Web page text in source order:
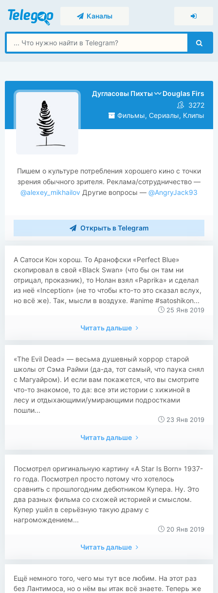
Каналы
Дугласовы Пихты 〰 Douglas Firs
3272
Фильмы, Сериалы, Клипы
Пишем о культуре потребления хорошего кино с точки
зрения обычного зрителя. Реклама/сотрудничество —
@alexey_mikhailov Другие вопросы — @AngryJack93
Открыть в Telegram
А Сатоси Кон хорош. То Аранофски «Perfect Blue»
скопировал в свой «Black Swan» (что бы он там ни
отрицал, проказник), то Нолан взял «Paprika» и сделал
из неё «Inception» (не то чтобы кто-то это сказал вслух,
но всё же). Так, мысли в воздухе. #anime #satoshikon...
25 Янв 2019
Читать дальше
​​«The Evil Dead» — весьма душевный хоррор старой
школы от Сэма Райми (да-да, тот самый, что паука снял
с Магуайром). И если вам покажется, что вы смотрите
что-то знакомое, то да: все эти истории с хижиной в
лесу и отдыхающими/умирающими подростками
пошли...
23 Янв 2019
Читать дальше
​​Посмотрел оригинальную картину «A Star Is Born» 1937-
го года. Посмотрел просто потому что хотелось
сравнить с прошлогодним дебютником Купера. Ну. Это
два разных фильма со схожей историей и смыслом.
Купер ушёл в серьёзную такую драму с
нагромождением...
20 Янв 2019
Читать дальше
Ещё немного того, чего мы тут все любим. На этот раз
без Лантимоса, но о нём вы итак всё знаете. Теперь же